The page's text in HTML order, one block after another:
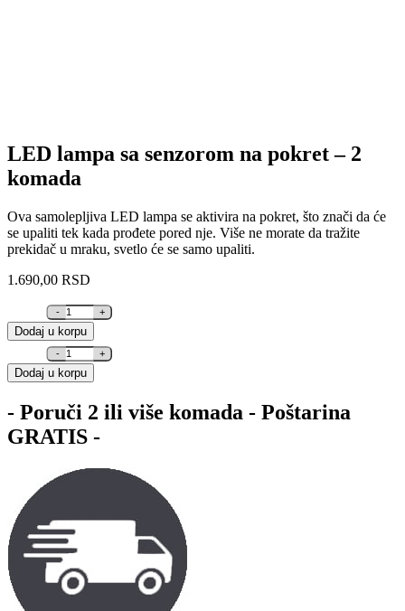
LED lampa sa senzorom na pokret – 2
komada
Ova samolepljiva LED lampa se aktivira na pokret, što znači da će
se upaliti tek kada prođete pored nje. Više ne morate da tražite
prekidač u mraku, svetlo će se samo upaliti.
1.690,00 RSD
Quantity
Dodaj u korpu
Quantity
Dodaj u korpu
- Poruči 2 ili više komada - Poštarina
GRATIS -